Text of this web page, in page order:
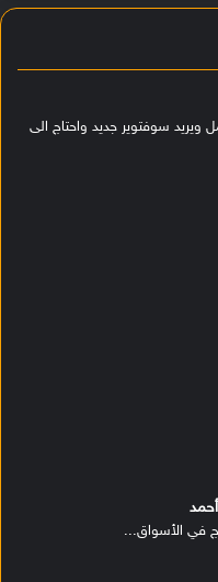
سوفتوير جديد واحتاج الى
في الأسواق...